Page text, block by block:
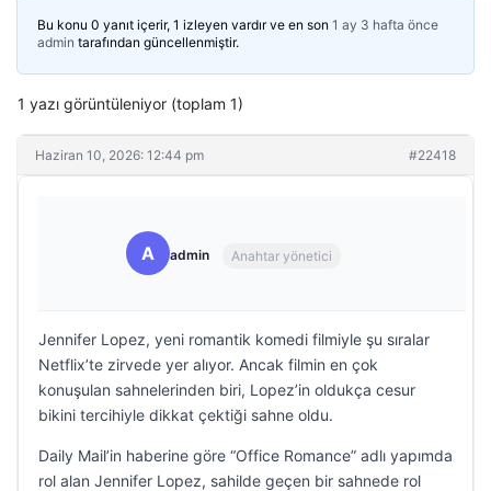
Bu konu 0 yanıt içerir, 1 izleyen vardır ve en son 1 ay 3 hafta önce
admin tarafından güncellenmiştir.
1 yazı görüntüleniyor (toplam 1)
Haziran 10, 2026: 12:44 pm #22418
A admin Anahtar yönetici
Jennifer Lopez, yeni romantik komedi filmiyle şu sıralar
Netflix’te zirvede yer alıyor. Ancak filmin en çok
konuşulan sahnelerinden biri, Lopez’in oldukça cesur
bikini tercihiyle dikkat çektiği sahne oldu.
Daily Mail’in haberine göre “Office Romance” adlı yapımda
rol alan Jennifer Lopez, sahilde geçen bir sahnede rol